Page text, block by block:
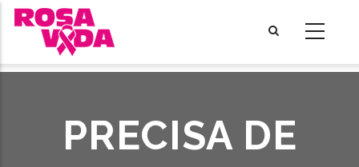
Passar
para
conteúdo
PRECISA DE